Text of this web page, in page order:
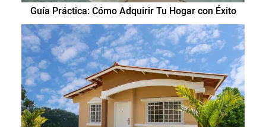
Guía Práctica: Cómo Adquirir Tu Hogar con Éxito